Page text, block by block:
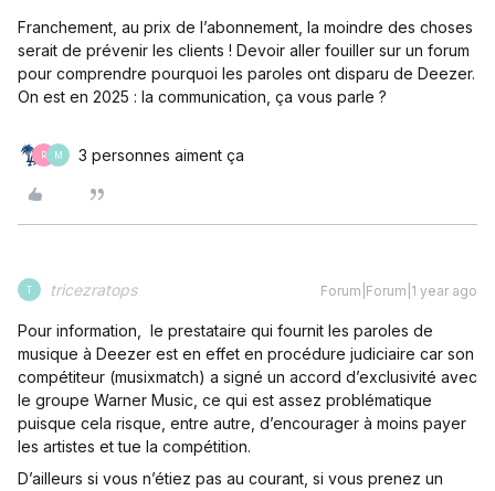
Franchement, au prix de l’abonnement, la moindre des choses
serait de prévenir les clients ! Devoir aller fouiller sur un forum
pour comprendre pourquoi les paroles ont disparu de Deezer.
On est en 2025 : la communication, ça vous parle ?
R M 3 personnes aiment ça
T tricezratops Forum|Forum|1 year ago
Pour information, le prestataire qui fournit les paroles de
musique à Deezer est en effet en procédure judiciaire car son
compétiteur (musixmatch) a signé un accord d’exclusivité avec
le groupe Warner Music, ce qui est assez problématique
puisque cela risque, entre autre, d’encourager à moins payer
les artistes et tue la compétition.
D’ailleurs si vous n’étiez pas au courant, si vous prenez un